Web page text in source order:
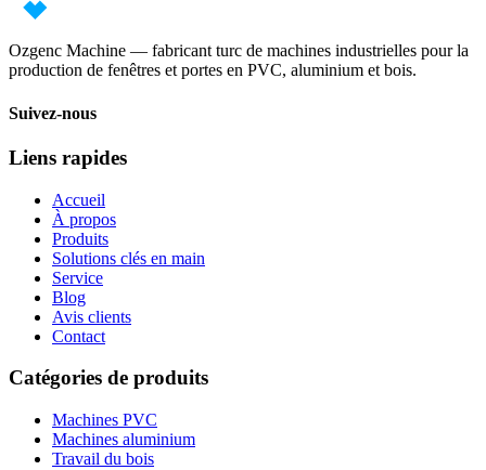
Ozgenc Machine — fabricant turc de machines industrielles pour la
production de fenêtres et portes en PVC, aluminium et bois.
Suivez-nous
Liens rapides
Accueil
À propos
Produits
Solutions clés en main
Service
Blog
Avis clients
Contact
Catégories de produits
Machines PVC
Machines aluminium
Travail du bois